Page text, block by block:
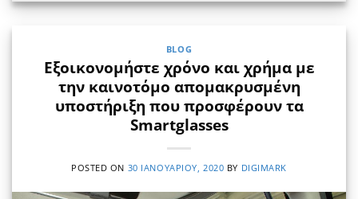
BLOG
Εξοικονομήστε χρόνο και χρήμα με
την καινοτόμο απομακρυσμένη
υποστήριξη που προσφέρουν τα
Smartglasses
POSTED ON 30 ΙΑΝΟΥΑΡΊΟΥ, 2020 BY DIGIMARK